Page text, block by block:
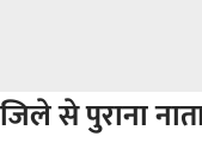
से पुराना